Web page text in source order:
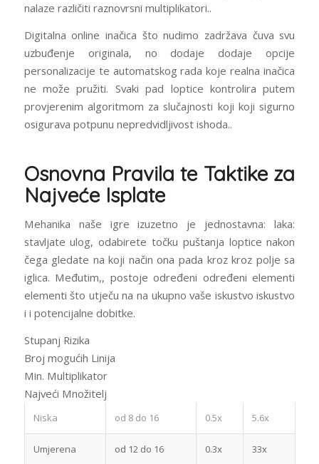
nalaze različiti raznovrsni multiplikatori..
Digitalna online inačica što nudimo zadržava čuva svu
uzbuđenje originala, no dodaje dodaje opcije
personalizacije te automatskog rada koje realna inačica
ne može pružiti. Svaki pad loptice kontrolira putem
provjerenim algoritmom za slučajnosti koji koji sigurno
osigurava potpunu nepredvidljivost ishoda..
Osnovna Pravila te Taktike za
Najveće Isplate
Mehanika naše igre izuzetno je jednostavna: laka:
stavljate ulog, odabirete točku puštanja loptice nakon
čega gledate na koji način ona pada kroz kroz polje sa
iglica. Međutim,, postoje određeni određeni elementi
elementi što utječu na na ukupno vaše iskustvo iskustvo
i i potencijalne dobitke.
Stupanj Rizika
Broj mogućih Linija
Min. Multiplikator
Najveći Množitelj
Niska od 8 do 16 0.5x 5.6x
Umjerena od 12 do 16 0.3x 33x